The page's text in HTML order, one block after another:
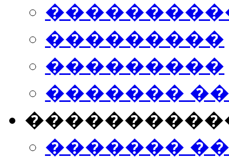
���������
���������
�������
�������